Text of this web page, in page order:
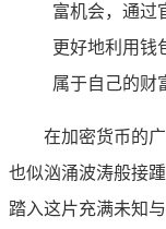
富机会，通过
更好地利用钱
属于自己的财
在加密货币的
也似汹涌波涛般接
踏入这片充满未知